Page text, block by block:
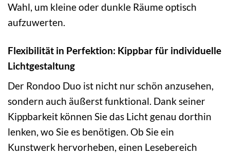
Wahl, um kleine oder dunkle Räume optisch
aufzuwerten.
Flexibilität in Perfektion: Kippbar für individuelle
Lichtgestaltung
Der Rondoo Duo ist nicht nur schön anzusehen,
sondern auch äußerst funktional. Dank seiner
Kippbarkeit können Sie das Licht genau dorthin
lenken, wo Sie es benötigen. Ob Sie ein
Kunstwerk hervorheben, einen Lesebereich